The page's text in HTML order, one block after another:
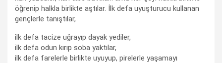
öğrenip halkla birlikte aştılar. İlk defa uyuşturucu kullanan
gençlerle tanıştılar,
ilk defa tacize uğrayıp dayak yediler,
ilk defa odun kırıp soba yaktılar,
ilk defa farelerle birlikte uyuyup, pirelerle yaşamayı